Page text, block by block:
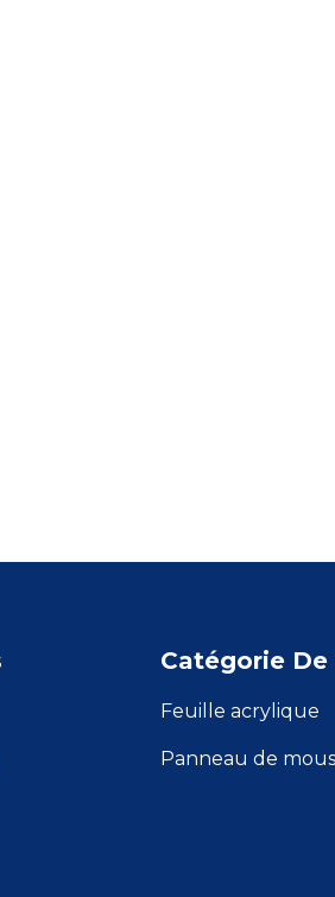
Catégorie
Feuille acrylique
Panneau de